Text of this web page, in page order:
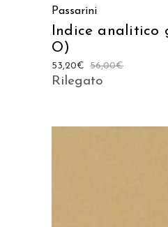
Passarini
Indice analitico
O)
56,00€
53,20€
Rilegato